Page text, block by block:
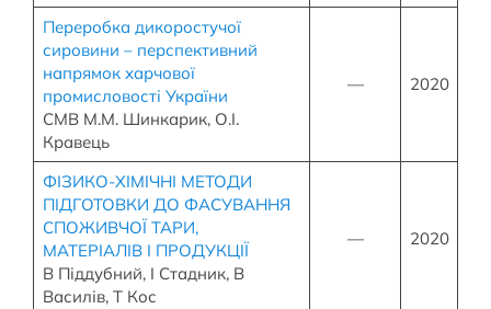
Переробка дикоростучої
сировини – перспективний
напрямок харчової
промисловості України
СМВ М.М. Шинкарик, О.І.
Кравець
— 2020
ФІЗИКО-ХІМІЧНІ МЕТОДИ
ПІДГОТОВКИ ДО ФАСУВАННЯ
СПОЖИВЧОЇ ТАРИ,
МАТЕРІАЛІВ І ПРОДУКЦІЇ
В Піддубний, І Стадник, В
Василів, Т Кос
— 2020